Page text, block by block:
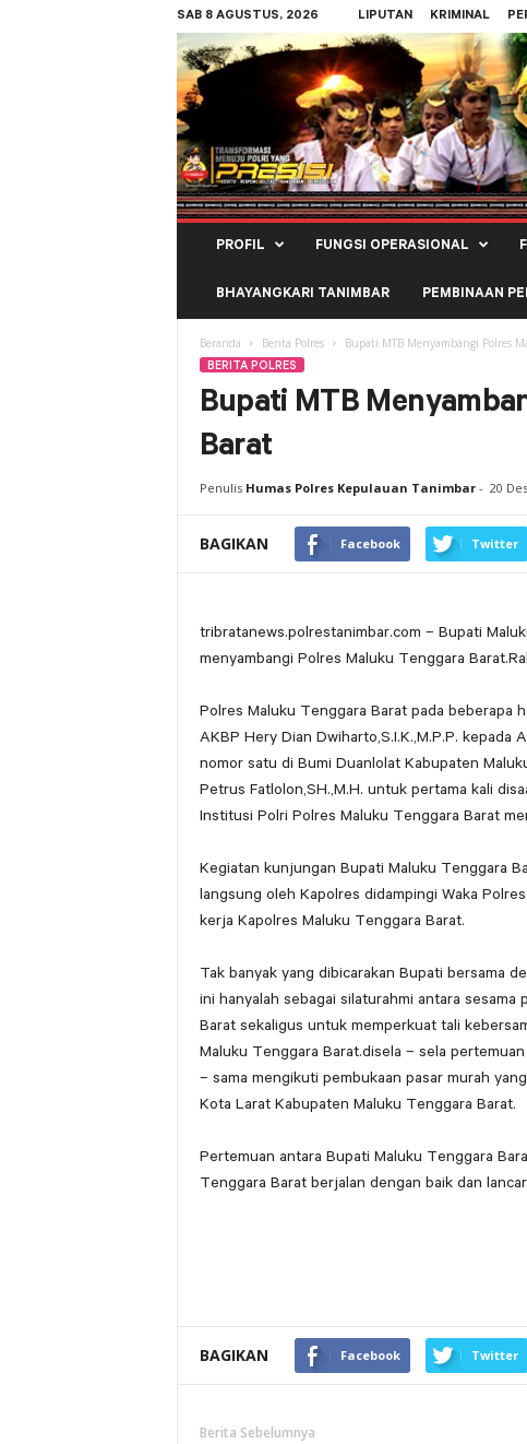
SAB 8 AGUSTUS, 2026 LIPUTAN KRIMINAL
Polres
Kepulauan
PROFIL FUNGSI OPERASIONAL
BHAYANGKARI TANIMBAR PEMBINAAN
Beranda Berita Polres Bupati MTB Menyambangi Polres
BERITA POLRES
Bupati MTB
Barat
Penulis Humas Polres Kepulauan Tanimbar- 20
BAGIKAN Facebook Twitter
tribratanews.polrestanimbar.com – Bupati
menyambangi Polres Maluku Tenggara
Polres Maluku Tenggara Barat pada beberapa
AKBP Hery Dian Dwiharto,S.I.K.,M.P.P. kepada
nomor satu di Bumi Duanlolat Kabupaten
Petrus Fatlolon,SH.,M.H. untuk pertama kali
Institusi Polri Polres Maluku Tenggara Barat
Kegiatan kunjungan Bupati Maluku Tenggara
langsung oleh Kapolres didampingi Waka
kerja Kapolres Maluku Tenggara Barat.
Tak banyak yang dibicarakan Bupati bersama
ini hanyalah sebagai silaturahmi antara
Barat sekaligus untuk memperkuat tali
Maluku Tenggara Barat.disela – sela
– sama mengikuti pembukaan pasar murah
Kota Larat Kabupaten Maluku Tenggara Barat.
Pertemuan antara Bupati Maluku Tenggara
Tenggara Barat berjalan dengan baik dan
BAGIKAN Facebook Twitter
Berita Sebelumnya